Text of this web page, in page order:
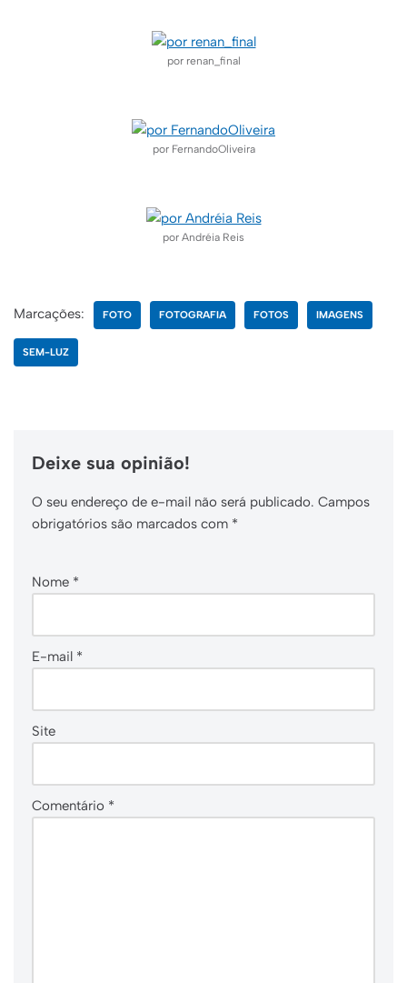
por renan_final
por FernandoOliveira
por Andréia Reis
Marcações: FOTO FOTOGRAFIA FOTOS IMAGENS
SEM-LUZ
Deixe sua opinião!
O seu endereço de e-mail não será publicado. Campos
obrigatórios são marcados com *
Nome *
E-mail *
Site
Comentário *